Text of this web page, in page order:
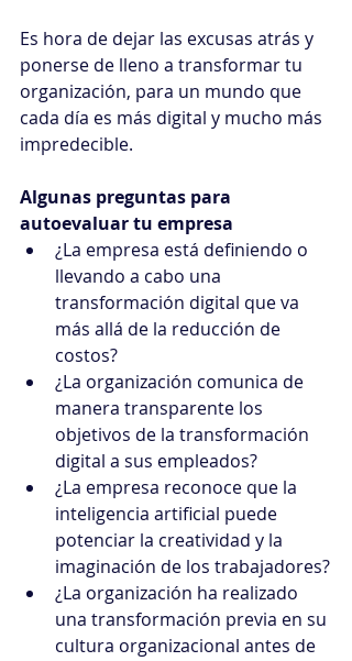
Es hora de dejar las excusas atrás y
ponerse de lleno a transformar tu
organización, para un mundo que
cada día es más digital y mucho más
impredecible.
Algunas preguntas para
autoevaluar tu empresa
¿La empresa está definiendo o
llevando a cabo una
transformación digital que va
más allá de la reducción de
costos?
¿La organización comunica de
manera transparente los
objetivos de la transformación
digital a sus empleados?
¿La empresa reconoce que la
inteligencia artificial puede
potenciar la creatividad y la
imaginación de los trabajadores?
¿La organización ha realizado
una transformación previa en su
cultura organizacional antes de